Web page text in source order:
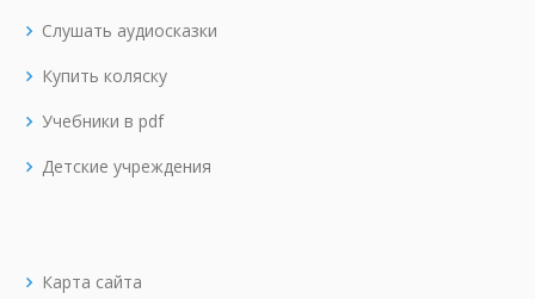
Слушать аудиосказки
Купить коляску
Учебники в pdf
Детские учреждения
Карта сайта